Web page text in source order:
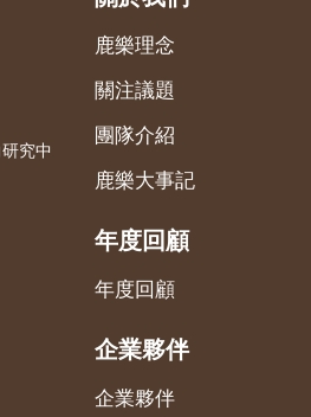
究中
鹿樂理念
關注議題
團隊介紹
鹿樂大事記
年度回顧
年度回顧
企業夥伴
企業夥伴